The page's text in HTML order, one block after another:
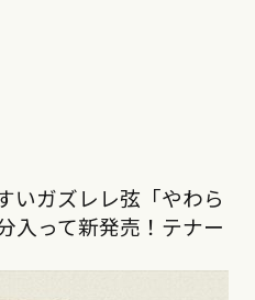
いガズレレ弦「やわら
入って新発売！テナー